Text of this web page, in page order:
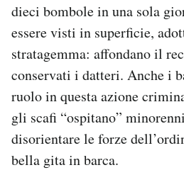
dieci bombole in una sola
essere visti in superficie,
stratagemma: affondano il
conservati i datteri. Anche i
ruolo in questa azione
gli scafi “ospitano”
disorientare le forze
bella gita in barca.